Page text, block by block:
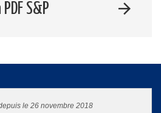
S&P
le 26 novembre 2018